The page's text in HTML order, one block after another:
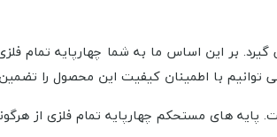
گیرد. بر این اساس ما به شما چهارپایه
توانیم با اطمینان کیفیت این محصول را
های مستحکم چهارپایه تمام فلزی از